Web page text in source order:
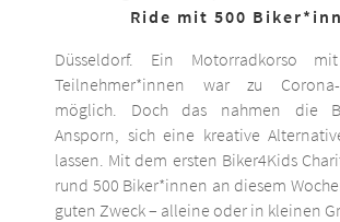
Ride mit 500
Düsseldorf. Ein Motorradkorso
Teilnehmer*innen war zu
möglich. Doch das nahmen die
Ansporn, sich eine kreative
lassen. Mit dem ersten Biker4Kids
rund 500 Biker*innen an diesem
guten Zweck – alleine oder in kleinen